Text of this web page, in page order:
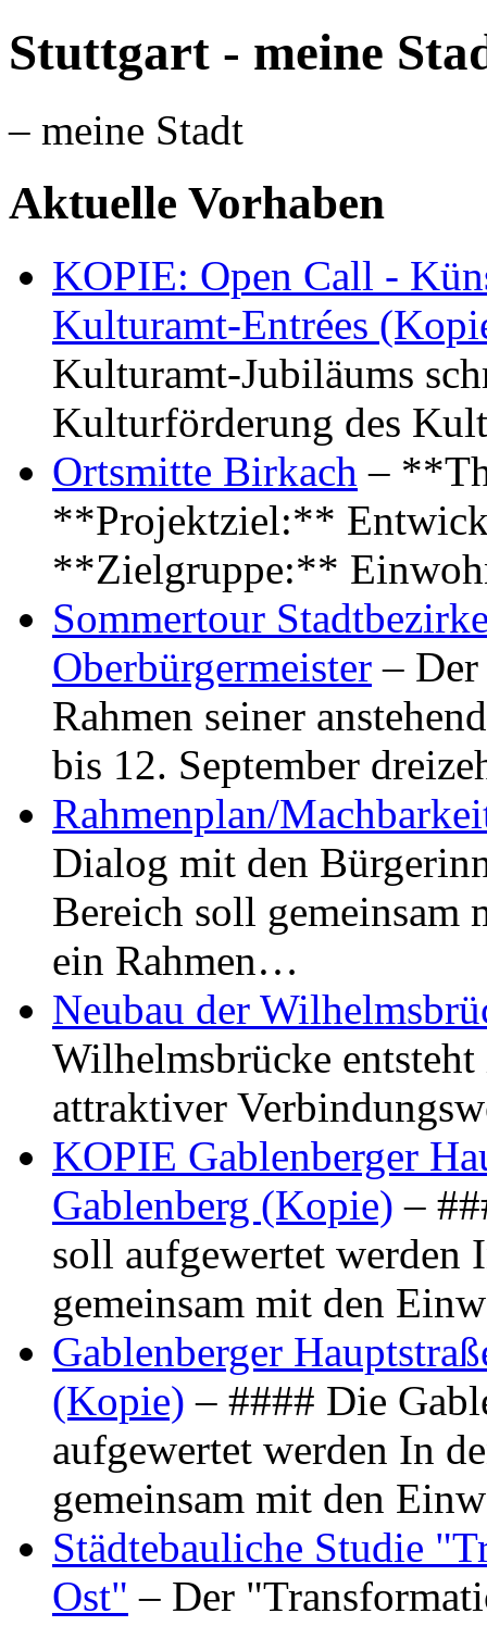
Stuttgart - meine
– meine Stadt
Aktuelle Vorhaben
KOPIE: Open Call -
Kulturamt-Entrées
Kulturamt-Jubiläums
Kulturförderung des
Ortsmitte Birkach –
**Projektziel:**
**Zielgruppe:**
Sommertour
Oberbürgermeister –
Rahmen seiner
bis 12. September
Rahmenplan/
Dialog mit den
Bereich soll gemeinsam
ein Rahmen…
Neubau der
Wilhelmsbrücke
attraktiver
KOPIE Gablenberger
Gablenberg (Kopie) –
soll aufgewertet werden
gemeinsam mit den
Gablenberger
(Kopie) – #### Die
aufgewertet werden In
gemeinsam mit den
Städtebauliche Studie
Ost" – Der